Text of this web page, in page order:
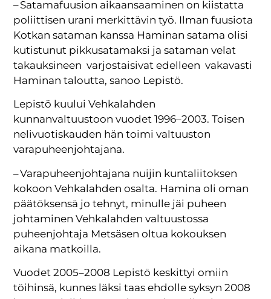
– Satamafuusion aikaansaaminen on kiistatta
poliittisen urani merkittävin työ. Ilman fuusiota
Kotkan sataman kanssa Haminan satama olisi
kutistunut pikkusatamaksi ja sataman velat
takauksineen varjostaisivat edelleen vakavasti
Haminan taloutta, sanoo Lepistö.
Lepistö kuului Vehkalahden
kunnanvaltuustoon vuodet 1996–2003. Toisen
nelivuotiskauden hän toimi valtuuston
varapuheenjohtajana.
– Varapuheenjohtajana nuijin kuntaliitoksen
kokoon Vehkalahden osalta. Hamina oli oman
päätöksensä jo tehnyt, minulle jäi puheen
johtaminen Vehkalahden valtuustossa
puheenjohtaja Metsäsen oltua kokouksen
aikana matkoilla.
Vuodet 2005–2008 Lepistö keskittyi omiin
töihinsä, kunnes läksi taas ehdolle syksyn 2008